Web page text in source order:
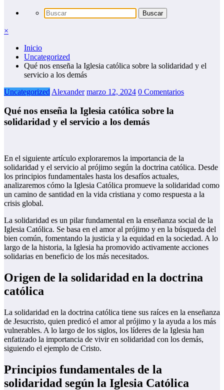
×
Inicio
Uncategorized
Qué nos enseña la Iglesia católica sobre la solidaridad y el
servicio a los demás
Uncategorized Alexander marzo 12, 2024 0 Comentarios
Qué nos enseña la Iglesia católica sobre la
solidaridad y el servicio a los demás
En el siguiente artículo exploraremos la importancia de la
solidaridad y el servicio al prójimo según la doctrina católica. Desde
los principios fundamentales hasta los desafíos actuales,
analizaremos cómo la Iglesia Católica promueve la solidaridad como
un camino de santidad en la vida cristiana y como respuesta a la
crisis global.
La solidaridad es un pilar fundamental en la enseñanza social de la
Iglesia Católica. Se basa en el amor al prójimo y en la búsqueda del
bien común, fomentando la justicia y la equidad en la sociedad. A lo
largo de la historia, la Iglesia ha promovido activamente acciones
solidarias en beneficio de los más necesitados.
Origen de la solidaridad en la doctrina
católica
La solidaridad en la doctrina católica tiene sus raíces en la enseñanza
de Jesucristo, quien predicó el amor al prójimo y la ayuda a los más
vulnerables. A lo largo de los siglos, los líderes de la Iglesia han
enfatizado la importancia de vivir en solidaridad con los demás,
siguiendo el ejemplo de Cristo.
Principios fundamentales de la
solidaridad según la Iglesia Católica